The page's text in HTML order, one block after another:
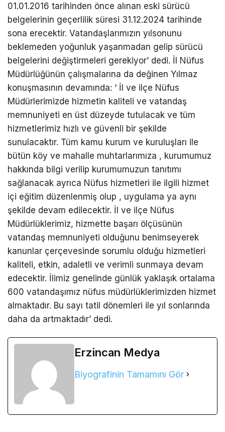
01.01.2016 tarihinden önce alınan eski sürücü
belgelerinin geçerlilik süresi 31.12.2024 tarihinde
sona erecektir. Vatandaşlarımızın yılsonunu
beklemeden yoğunluk yaşanmadan gelip sürücü
belgelerini değiştirmeleri gerekiyor’ dedi. İl Nüfus
Müdürlüğünün çalışmalarına da değinen Yılmaz
konuşmasının devamında: ‘ İl ve ilçe Nüfus
Müdürlerimizde hizmetin kaliteli ve vatandaş
memnuniyeti en üst düzeyde tutulacak ve tüm
hizmetlerimiz hızlı ve güvenli bir şekilde
sunulacaktır. Tüm kamu kurum ve kuruluşları ile
bütün köy ve mahalle muhtarlarımıza , kurumumuz
hakkında bilgi verilip kurumumuzun tanıtımı
sağlanacak ayrıca Nüfus hizmetleri ile ilgili hizmet
içi eğitim düzenlenmiş olup , uygulama ya aynı
şekilde devam edilecektir. İl ve ilçe Nüfus
Müdürlüklerimiz, hizmette başarı ölçüsünün
vatandaş memnuniyeti olduğunu benimseyerek
kanunlar çerçevesinde sorumlu olduğu hizmetleri
kaliteli, etkin, adaletli ve verimli sunmaya devam
edecektir. İlimiz genelinde günlük yaklaşık ortalama
600 vatandaşımız nüfus müdürlüklerimizden hizmet
almaktadır. Bu sayı tatil dönemleri ile yıl sonlarında
daha da artmaktadır’ dedi.
Erzincan Medya
Biyografinin Tamamını Gör